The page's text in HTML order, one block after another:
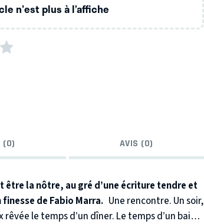
n'est plus à l’affiche
(0) AVIS (0)
la nôtre, au gré d’une écriture tendre et
de Fabio Marra. Une rencontre. Un soir,
le temps d’un dîner. Le temps d’un baiser